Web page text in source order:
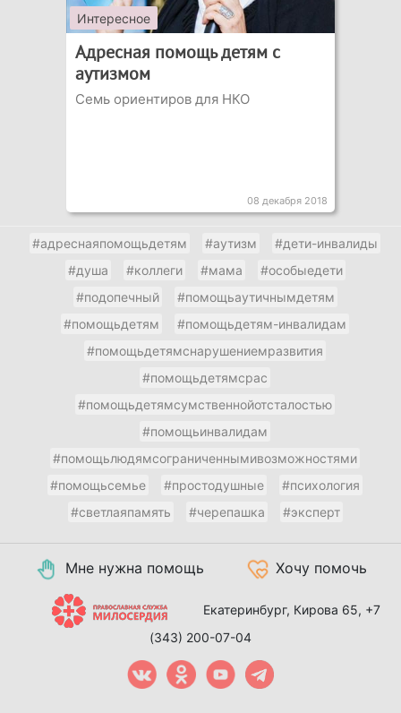
Интересное
Адресная помощь детям с
аутизмом
Семь ориентиров для НКО
08 декабря 2018
#адреснаяпомощьдетям #аутизм
#дети-инвалиды
#душа
#коллеги #мама
#особыедети
#подопечный
#помощьаутичнымдетям
#помощьдетям
#помощьдетям-инвалидам
#помощьдетямснарушениемразвития
#помощьдетямсрас
#помощьдетямсумственнойотсталостью
#помощьинвалидам
#помощьлюдямсограниченнымивозможностями
#помощьсемье
#простодушные
#психология
#светлаяпамять
#черепашка #эксперт
Мне нужна помощь Хочу помочь
Екатеринбург, Кирова 65, +7
(343) 200-07-04